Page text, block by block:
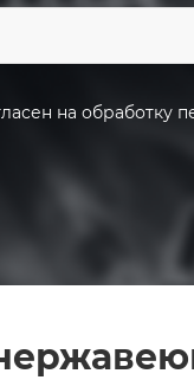
на обработку